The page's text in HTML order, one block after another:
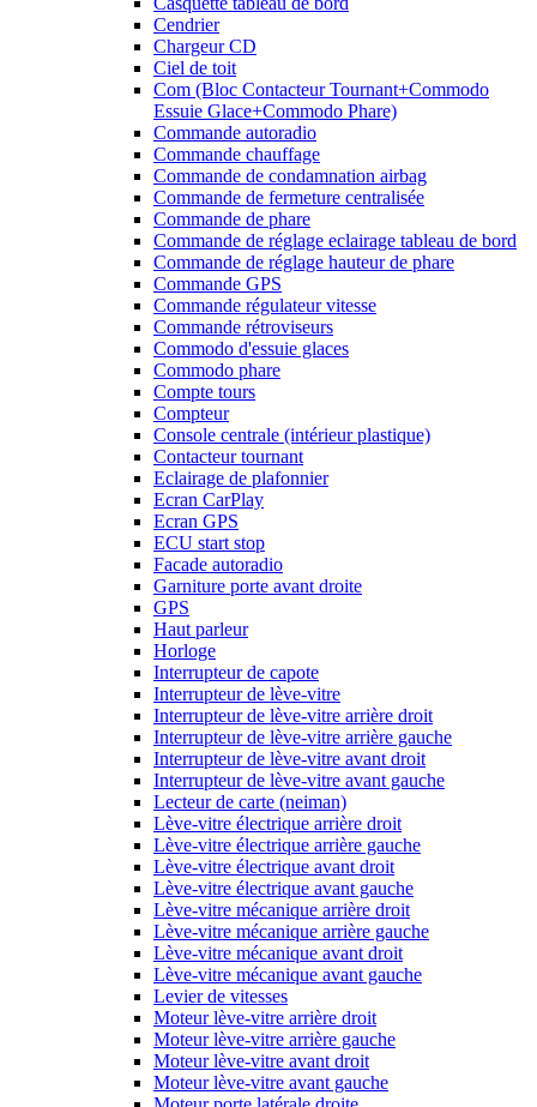
Cendrier
Chargeur CD
Ciel de toit
Com (Bloc Contacteur Tournant+Commodo
Essuie Glace+Commodo Phare)
Commande autoradio
Commande chauffage
Commande de condamnation airbag
Commande de fermeture centralisée
Commande de phare
Commande de réglage eclairage tableau de bord
Commande de réglage hauteur de phare
Commande GPS
Commande régulateur vitesse
Commande rétroviseurs
Commodo d'essuie glaces
Commodo phare
Compte tours
Compteur
Console centrale (intérieur plastique)
Contacteur tournant
Eclairage de plafonnier
Ecran CarPlay
Ecran GPS
ECU start stop
Facade autoradio
Garniture porte avant droite
GPS
Haut parleur
Horloge
Interrupteur de capote
Interrupteur de lève-vitre
Interrupteur de lève-vitre arrière droit
Interrupteur de lève-vitre arrière gauche
Interrupteur de lève-vitre avant droit
Interrupteur de lève-vitre avant gauche
Lecteur de carte (neiman)
Lève-vitre électrique arrière droit
Lève-vitre électrique arrière gauche
Lève-vitre électrique avant droit
Lève-vitre électrique avant gauche
Lève-vitre mécanique arrière droit
Lève-vitre mécanique arrière gauche
Lève-vitre mécanique avant droit
Lève-vitre mécanique avant gauche
Levier de vitesses
Moteur lève-vitre arrière droit
Moteur lève-vitre arrière gauche
Moteur lève-vitre avant droit
Moteur lève-vitre avant gauche